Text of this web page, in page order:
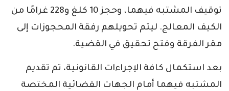
توقيف المشتبه فيهما، وحجز 10 كلغ و228 غرامًا من
الكيف المعالج. ليتم تحويلهم رفقة المحجوزات إلى
مقر الفرقة وفتح تحقيق في القضية.
بعد استكمال كافة الإجراءات القانونية، تم تقديم
المشتبه فيهما أمام الجهات القضائية المختصة